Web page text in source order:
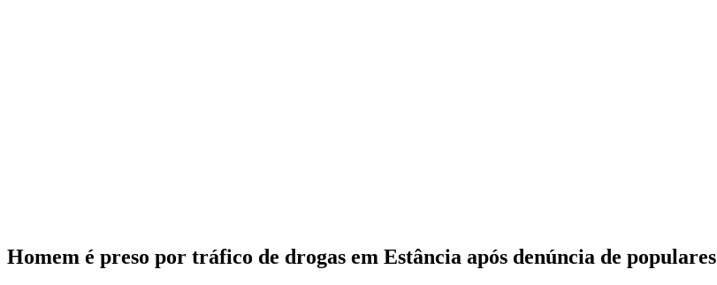
Homem é preso por tráfico de drogas em Estância após denúncia de populares